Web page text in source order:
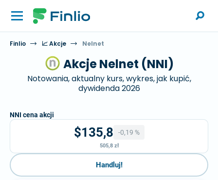
Finlio 📈 Akcje Nelnet
Akcje Nelnet (NNI)
Notowania, aktualny kurs, wykres, jak kupić,
dywidenda 2026
NNI cena akcji
$135,8 -0,19 %
505,8 zł
Handluj!